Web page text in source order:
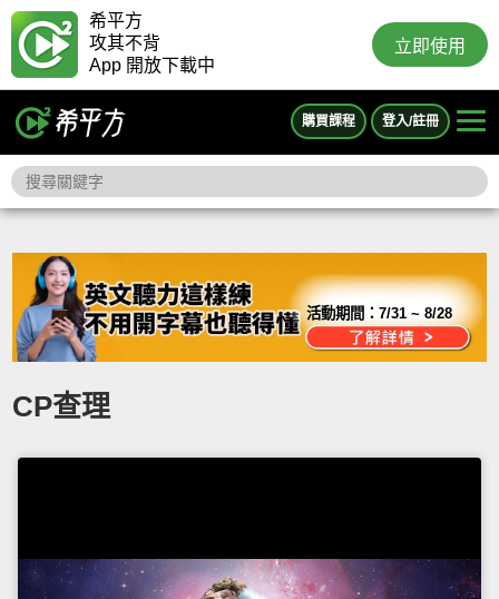
希平方
攻其不背
App 開放下載中
立即使用
購買課程 登入/註冊
活動期間：7/31 ~ 8/28
CP查理